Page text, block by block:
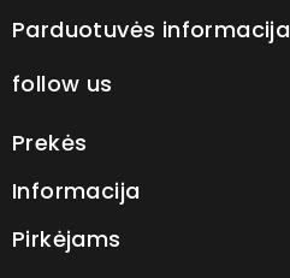
Parduotuvės informacija
follow us
Prekės
Informacija
Pirkėjams